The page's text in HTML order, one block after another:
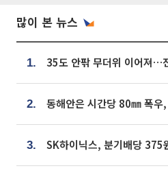
많이 본 뉴스
1.
2.
3.